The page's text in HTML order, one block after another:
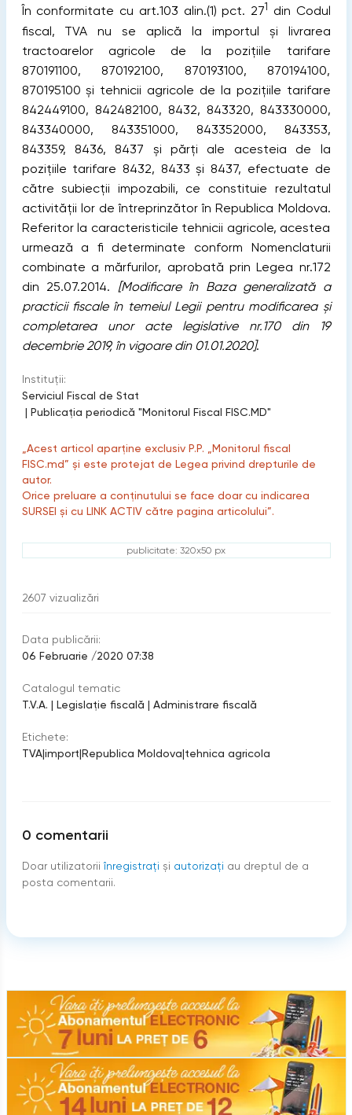
În conformitate cu art.103 alin.(1) pct. 271
din Codul
fiscal, TVA nu se aplică la importul şi livrarea
tractoarelor agricole de la poziţiile tarifare
870191100, 870192100, 870193100, 870194100,
870195100 şi tehnicii agricole de la poziţiile tarifare
842449100, 842482100, 8432, 843320, 843330000,
843340000, 843351000, 843352000, 843353,
843359, 8436, 8437 şi părţi ale acesteia de la
poziţiile tarifare 8432, 8433 şi 8437, efectuate de
către subiecţii impozabili, ce constituie rezultatul
activităţii lor de întreprinzător în Republica Moldova.
Referitor la caracteristicile tehnicii agricole, acestea
urmează a fi determinate conform Nomenclaturii
combinate a mărfurilor, aprobată prin Legea nr.172
din 25.07.2014. [Modificare în Baza generalizată a
practicii fiscale în temeiul Legii pentru modificarea şi
completarea unor acte legislative nr.170 din 19
decembrie 2019, în vigoare din 01.01.2020].
Instituții:
Serviciul Fiscal de Stat
| Publicaţia periodică "Monitorul Fiscal FISC.MD"
„Acest articol aparține exclusiv P.P. „Monitorul fiscal
FISC.md” și este protejat de Legea privind drepturile de
autor.
Orice preluare a conținutului se face doar cu indicarea
SURSEI și cu LINK ACTIV către pagina articolului”.
publicitate: 320x50 px
2607 vizualizări
Data publicării:
06 Februarie /2020 07:38
Catalogul tematic
T.V.A. | Legislație fiscală | Administrare fiscală
Etichete:
TVA|import|Republica Moldova|tehnica agricola
0 comentarii
Doar utilizatorii înregistraţi şi autorizați au dreptul de a
posta comentarii.